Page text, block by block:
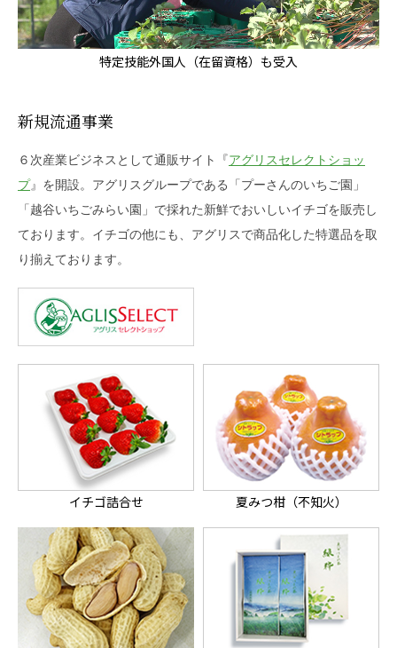
特定技能外国人（在留資格）も受入
イチゴ詰合せ 夏みつ柑（不知火）
新規流通事業
６次産業ビジネスとして通販サイト『アグリスセレクトショッ
プ』を開設。アグリスグループである「プーさんのいちご園」
「越谷いちごみらい園」で採れた新鮮でおいしいイチゴを販売し
ております。イチゴの他にも、アグリスで商品化した特選品を取
り揃えております。